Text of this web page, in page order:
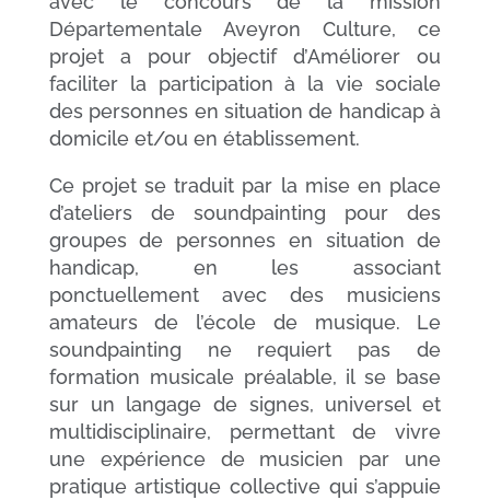
Départementale Aveyron Culture, ce
projet a pour objectif d’Améliorer ou
faciliter la participation à la vie sociale
des personnes en situation de handicap à
domicile et/ou en établissement.
Ce projet se traduit par la mise en place
d’ateliers de soundpainting pour des
groupes de personnes en situation de
handicap, en les associant
ponctuellement avec des musiciens
amateurs de l’école de musique. Le
soundpainting ne requiert pas de
formation musicale préalable, il se base
sur un langage de signes, universel et
multidisciplinaire, permettant de vivre
une expérience de musicien par une
pratique artistique collective qui s’appuie